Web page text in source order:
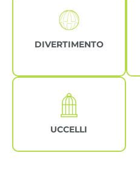
DIVERTIMENTO
UCCELLI